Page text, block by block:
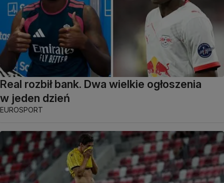
Real rozbił bank. Dwa wielkie ogłoszenia
w jeden dzień
EUROSPORT